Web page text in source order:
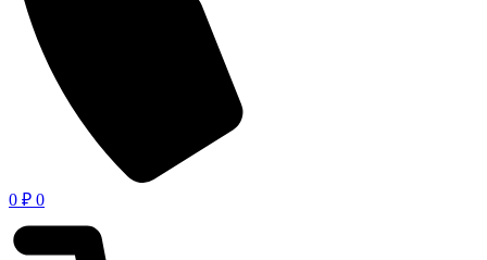
0 ₽ 0